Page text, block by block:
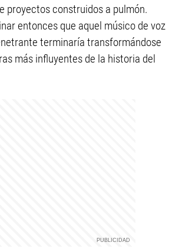
proyectos construidos a pulmón.
entonces que aquel músico de voz
terminaría transformándose
más influyentes de la historia del